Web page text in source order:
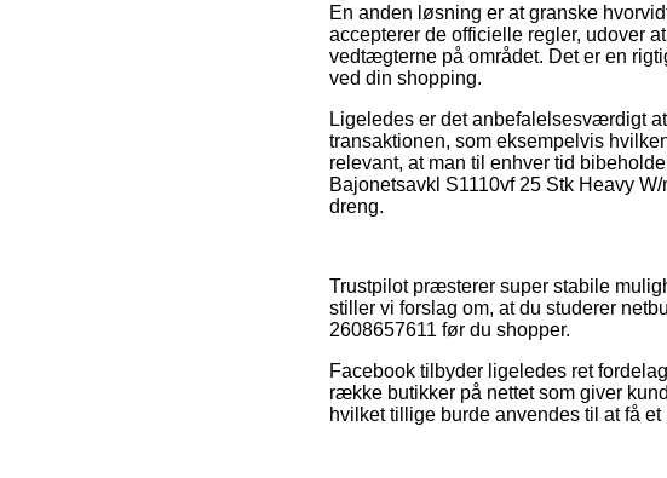
En anden løsning er at granske
accepterer de officielle regler, udover
vedtægterne på området. Det er en
ved din shopping.
Ligeledes er det anbefalelsesværdigt
transaktionen, som eksempelvis
relevant, at man til enhver tid
Bajonetsavkl S1110vf 25 Stk Heavy
dreng.
Trustpilot præsterer super stabile
stiller vi forslag om, at du studerer
2608657611 før du shopper.
Facebook tilbyder ligeledes ret
række butikker på nettet som giver
hvilket tillige burde anvendes til at få